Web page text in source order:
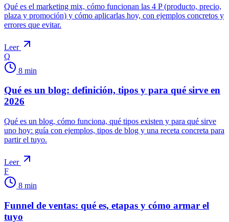
Qué es el marketing mix, cómo funcionan las 4 P (producto, precio,
plaza y promoción) y cómo aplicarlas hoy, con ejemplos concretos y
errores que evitar.
Leer
Q
8 min
Qué es un blog: definición, tipos y para qué sirve en
2026
Qué es un blog, cómo funciona, qué tipos existen y para qué sirve
uno hoy: guía con ejemplos, tipos de blog y una receta concreta para
partir el tuyo.
Leer
F
8 min
Funnel de ventas: qué es, etapas y cómo armar el
tuyo